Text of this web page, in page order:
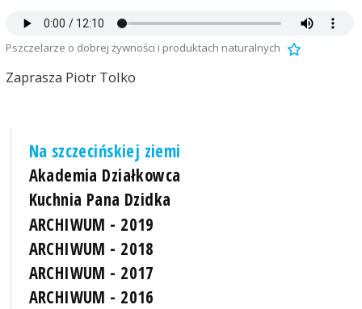
Pszczelarze o dobrej żywności i produktach naturalnych
Zaprasza Piotr Tolko
Na szczecińskiej ziemi
Akademia Działkowca
Kuchnia Pana Dzidka
ARCHIWUM - 2019
ARCHIWUM - 2018
ARCHIWUM - 2017
ARCHIWUM - 2016